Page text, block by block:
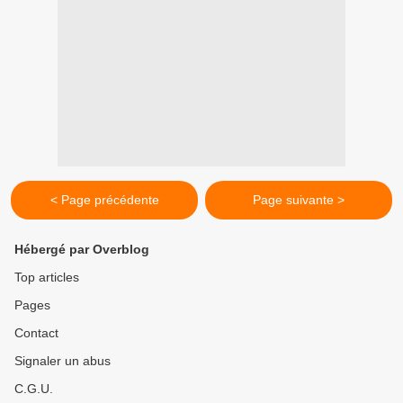
< Page précédente Page suivante >
Hébergé par Overblog
Top articles
Pages
Contact
Signaler un abus
C.G.U.